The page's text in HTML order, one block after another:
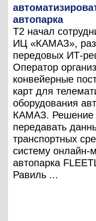
автопарка
T2 начал
ИЦ «КАМАЗ»,
передовых ИТ-
Оператор
конвейерные
карт для
оборудования
КАМАЗ. Решение
передавать
транспортных
систему онлайн-
автопарка
Равиль ...